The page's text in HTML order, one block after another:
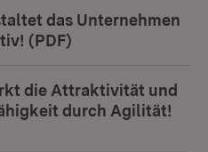
das Unternehmen
(PDF)
die Attraktivität und
durch Agilität!